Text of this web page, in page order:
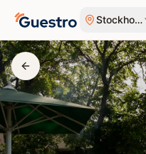
Stockholm